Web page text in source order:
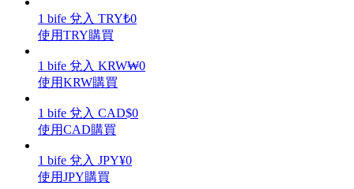
使您的資產穩定增值
機槍池
1 bife 兌入 TRY₺0
使用TRY購買
1 bife 兌入 KRW₩0
使用KRW購買
1 bife 兌入 CAD$0
使用CAD購買
1 bife 兌入 JPY¥0
使用JPY購買